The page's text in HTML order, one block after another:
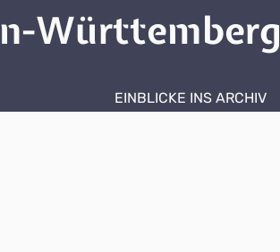
Württemberg
EINBLICKE INS ARCHIV